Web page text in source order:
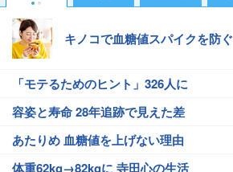
キノコで血糖値スパイクを防ぐ
「モテるためのヒント」326人に
容姿と寿命 28年追跡で見えた差
あたりめ 血糖値を上げない理由
体重62kg→82kgに 寺田心の生活